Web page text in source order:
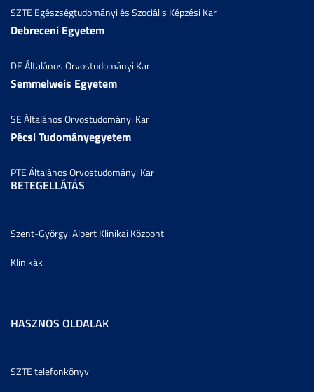
SZTE Egészségtudományi és Szociális Képzési Kar
Debreceni Egyetem
DE Általános Orvostudományi Kar
Semmelweis Egyetem
SE Általános Orvostudományi Kar
Pécsi Tudományegyetem
PTE Általános Orvostudományi Kar
BETEGELLÁTÁS
Szent-Györgyi Albert Klinikai Központ
Klinikák
HASZNOS OLDALAK
SZTE telefonkönyv